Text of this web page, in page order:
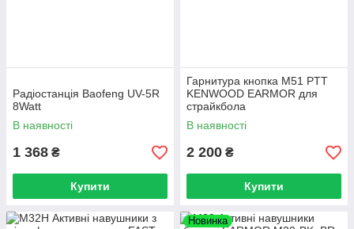
Радіостанція Baofeng UV-5R
8Watt
В наявності
1 368 ₴
Купити
Гарнитура кнопка M51 PTT
KENWOOD EARMOR для
страйкбола
В наявності
2 200 ₴
Купити
Новинка